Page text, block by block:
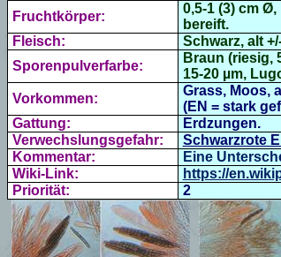
Fruchtkörper:
0,5-1 (3) cm
bereift.
Fleisch:
Schwarz, alt
Sporenpulverfarbe:
Braun (riesig,
15-20 µm,
Vorkommen:
Grass, Moos,
(EN = stark
Gattung:
Erdzungen.
Verwechslungsgefahr:
Schwarzrote
Kommentar:
Eine
Wiki-Link:
https://
Priorität:
2